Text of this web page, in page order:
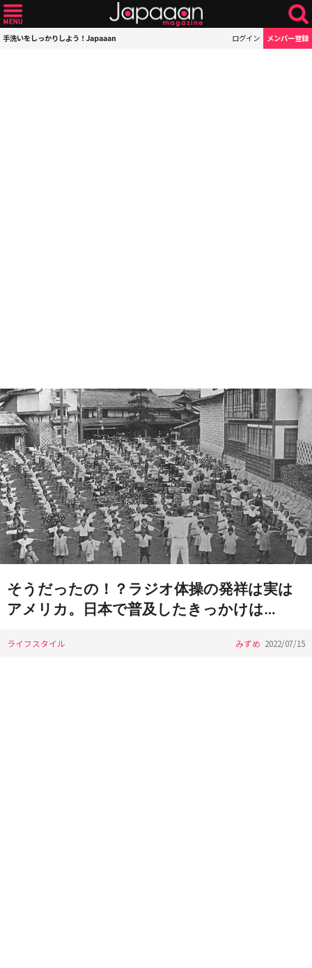
手洗いをしっかりしよう！Japaaan ログイン メンバー登録
そうだったの！？ラジオ体操の発祥は実は
アメリカ。日本で普及したきっかけは…
ライフスタイル みずめ 2022/07/15